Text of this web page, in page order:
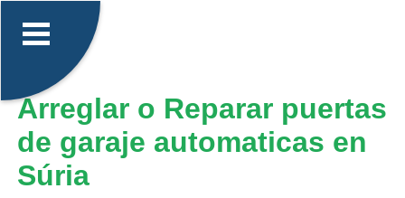
Arreglar o Reparar puertas
de garaje automaticas en
Súria